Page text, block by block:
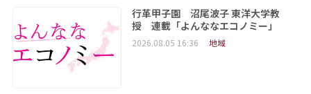
行革甲子園 沼尾波子 東洋大学教
授 連載「よんななエコノミー」
2026.08.05 16:36 地域